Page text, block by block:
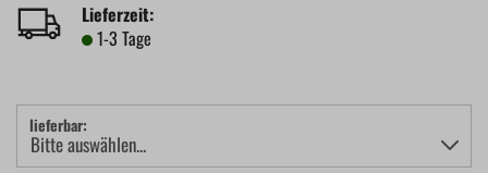
Lieferzeit:
1-3 Tage
lieferbar: